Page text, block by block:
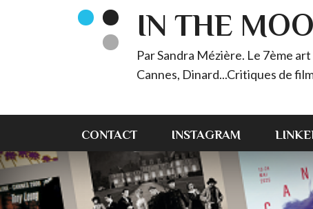
IN THE
Par Sandra Mézière. Le 7ème
Cannes, Dinard...Critiques de
CONTACT INSTAGRAM